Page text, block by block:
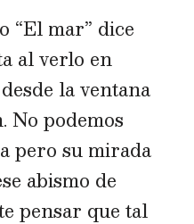
“El mar” dice
al verlo en
la ventana
No podemos
pero su mirada
abismo de
pensar que tal